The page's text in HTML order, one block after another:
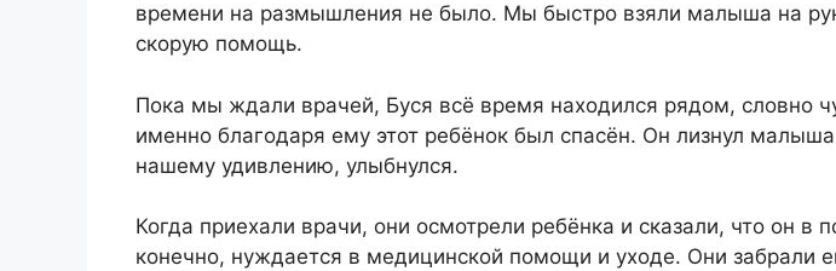
времени на размышления не было. Мы быстро взяли малыша на
скорую помощь.
Пока мы ждали врачей, Буся всё время находился рядом, словно
именно благодаря ему этот ребёнок был спасён. Он лизнул
нашему удивлению, улыбнулся.
Когда приехали врачи, они осмотрели ребёнка и сказали, что он в
конечно, нуждается в медицинской помощи и уходе. Они забрали